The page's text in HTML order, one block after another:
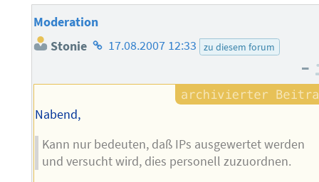
Moderation
Stonie Homepage
Autors
17.08.2007 12:33 zu diesem forum
–
Nabend,
Kann nur bedeuten, daß IPs ausgewertet werden
und versucht wird, dies personell zuzuordnen.